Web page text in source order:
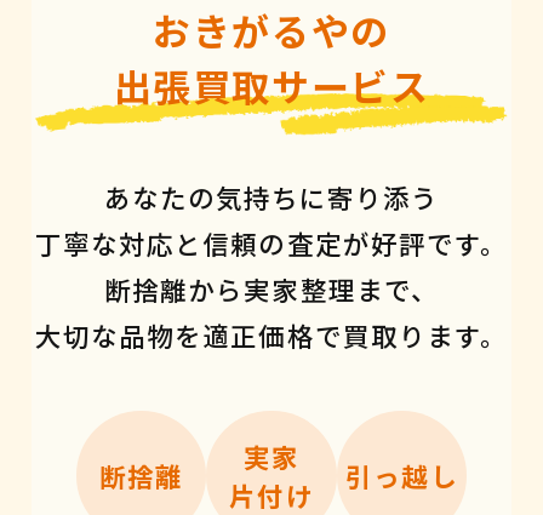
おきがるやの
出張買取サービス
あなたの気持ちに寄り添う
丁寧な対応と信頼の査定が好評です。
断捨離から実家整理まで、
大切な品物を適正価格で買取ります。
断捨離
実家
片付け
引っ越し